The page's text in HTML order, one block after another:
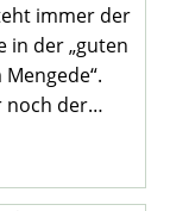
immer der
in der „guten
noch der…